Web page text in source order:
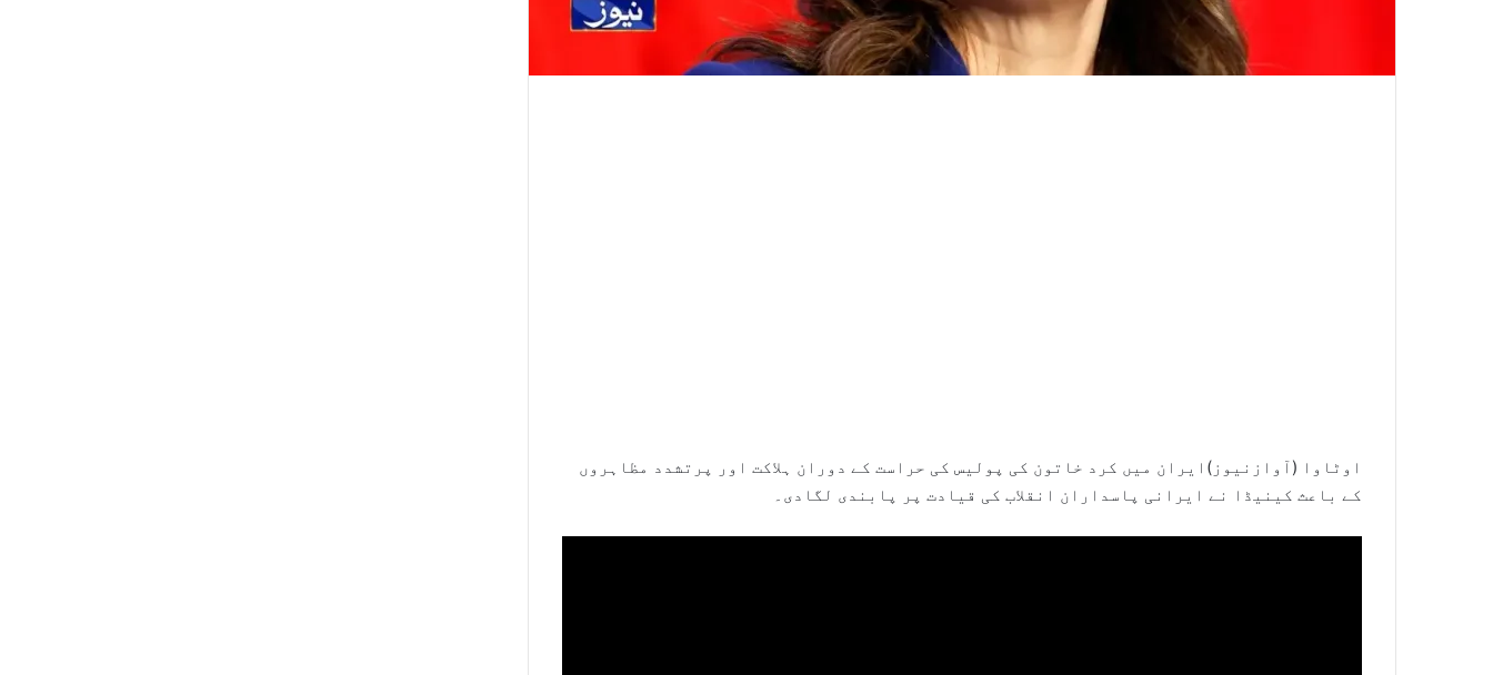
اوٹاوا (آوازنیوز)ایران میں کرد خاتون کی پولیس کی حراست کے دوران ہلاکت اور پرتشدد مظاہروں
کے باعث کینیڈا نے ایرانی پاسداران انقلاب کی قیادت پر پابندی لگادی۔